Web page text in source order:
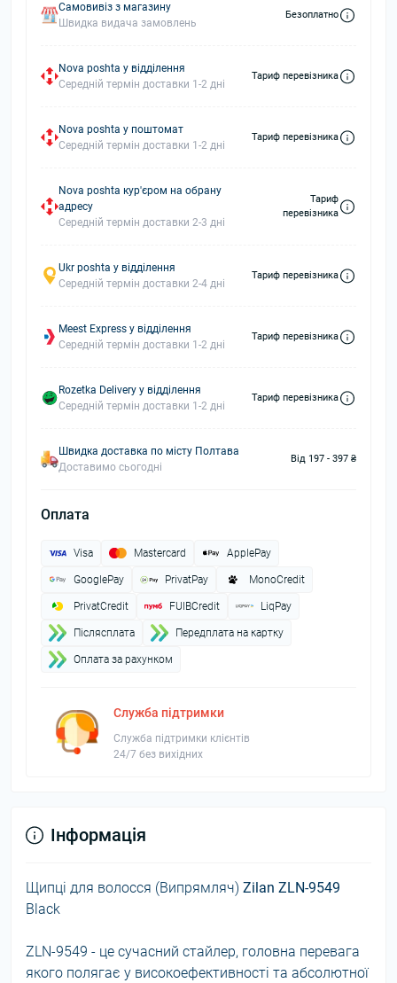
Самовивіз з магазину
Швидка видача замовлень
Безоплатно
Nova poshta у відділення
Середній термін доставки 1-2 дні
Тариф перевізника
Nova poshta у поштомат
Середній термін доставки 1-2 дні
Тариф перевізника
Nova poshta кур'єром на обрану
адресу
Середній термін доставки 2-3 дні
Тариф
перевізника
Ukr poshta у відділення
Середній термін доставки 2-4 дні
Тариф перевізника
Meest Express у відділення
Середній термін доставки 1-2 дні
Тариф перевізника
Rozetka Delivery у відділення
Середній термін доставки 1-2 дні
Тариф перевізника
Швидка доставка по місту Полтава
Доставимо сьогодні
Від 197 - 397 ₴
Оплата
Visa Mastercard ApplePay
GooglePay PrivatPay MonoCredit
PrivatCredit FUIBCredit LiqPay
Пiслясплата Передплата на картку
Оплата за рахунком
Служба підтримки
Служба підтримки клієнтів
24/7 без вихідних
Інформація
Щипці для волосся (Випрямляч) Zilan ZLN-9549
Black
ZLN-9549 - це сучасний стайлер, головна перевага
якого полягає у високоефективності та абсолютної